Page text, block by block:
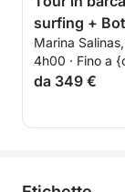
surfing +
premium -
Marina
4h00 · Fino a
da 349 €